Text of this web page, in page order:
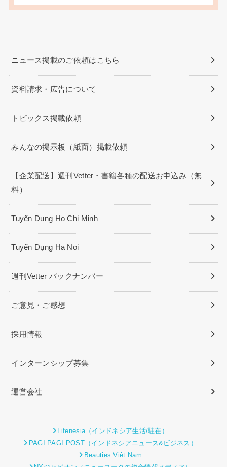
ニュース掲載のご依頼はこちら
資料請求・広告について
トピックス掲載依頼
みんなの掲示板（紙面）掲載依頼
【企業配送】週刊Vetter・書籍各種の配送お申込み（無
料）
Tuyển Dụng Ho Chi Minh
Tuyển Dụng Ha Noi
週刊Vetter バックナンバー
ご意見・ご感想
採用情報
インターンシップ募集
運営会社
Lifenesia（インドネシア生活/駐在）
PAGI PAGI POST（インドネシアニュース&ビジネス）
Beauties Việt Nam